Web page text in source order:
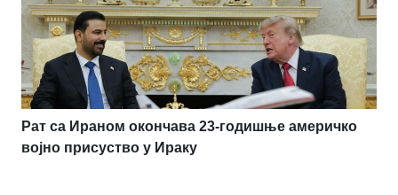
Рат са Ираном окончава 23-годишње америчко
војно присуство у Ираку